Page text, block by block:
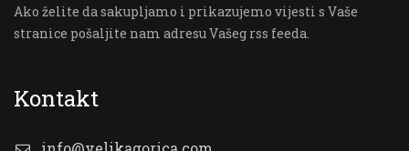
Ako želite da sakupljamo i prikazujemo vijesti s Vaše
stranice pošaljite nam adresu Vašeg rss feeda.
Kontakt